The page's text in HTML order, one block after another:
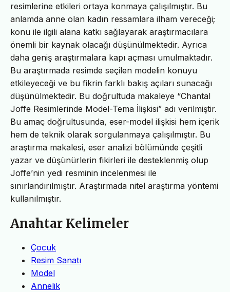
resimlerine etkileri ortaya konmaya çalışılmıştır. Bu
anlamda anne olan kadın ressamlara ilham vereceği;
konu ile ilgili alana katkı sağlayarak araştırmacılara
önemli bir kaynak olacağı düşünülmektedir. Ayrıca
daha geniş araştırmalara kapı açması umulmaktadır.
Bu araştırmada resimde seçilen modelin konuyu
etkileyeceği ve bu fikrin farklı bakış açıları sunacağı
düşünülmektedir. Bu doğrultuda makaleye “Chantal
Joffe Resimlerinde Model-Tema İlişkisi” adı verilmiştir.
Bu amaç doğrultusunda, eser-model ilişkisi hem içerik
hem de teknik olarak sorgulanmaya çalışılmıştır. Bu
araştırma makalesi, eser analizi bölümünde çeşitli
yazar ve düşünürlerin fikirleri ile desteklenmiş olup
Joffe’nin yedi resminin incelenmesi ile
sınırlandırılmıştır. Araştırmada nitel araştırma yöntemi
kullanılmıştır.
Anahtar Kelimeler
Çocuk
Resim Sanatı
Model
Annelik